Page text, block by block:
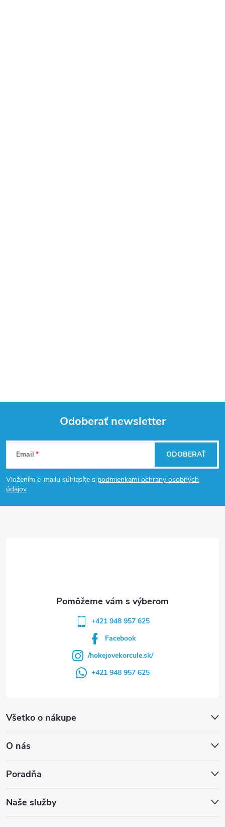
Z
á
p
Odoberať newsletter
Email
Vložením e-mailu súhlasíte s podmienkami ochrany osobných
údajov
ODOBERAŤ
Všetko o nákupe
O nás
Poradňa
Naše služby
+421 948 957 625
Facebook
/hokejovekorcule.sk/
+421 948 957 625